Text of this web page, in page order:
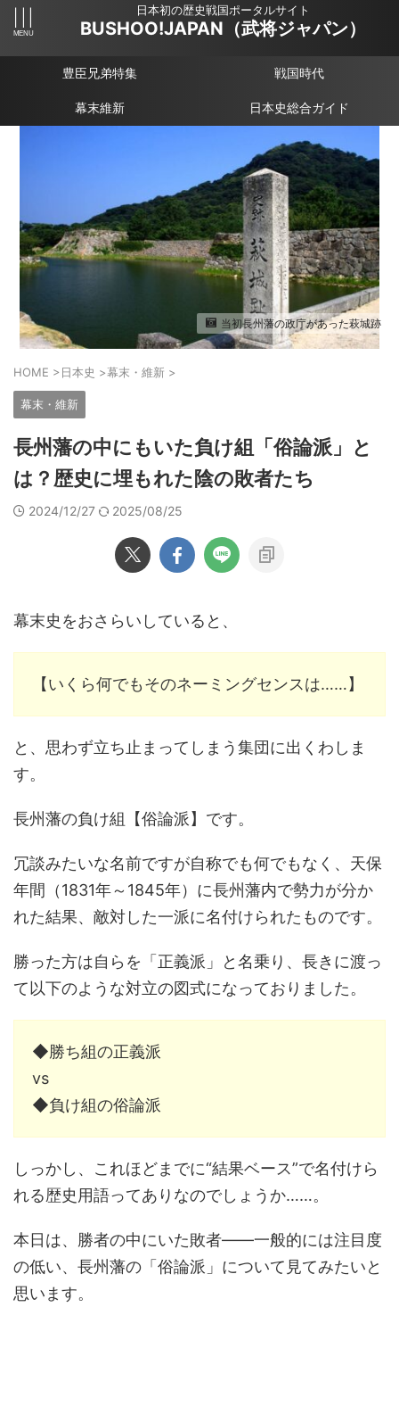
日本初の歴史戦国ポータルサイト
BUSHOO!JAPAN（武将ジャパン）
豊臣兄弟特集 戦国時代
幕末維新 日本史総合ガイド
当初長州藩の政庁があった萩城跡
HOME >日本史 >幕末・維新 >
幕末・維新
長州藩の中にもいた負け組「俗論派」と
は？歴史に埋もれた陰の敗者たち
2024/12/27 2025/08/25
幕末史をおさらいしていると、
【いくら何でもそのネーミングセンスは……】
と、思わず立ち止まってしまう集団に出くわしま
す。
長州藩の負け組【俗論派】です。
冗談みたいな名前ですが自称でも何でもなく、天保
年間（1831年～1845年）に長州藩内で勢力が分か
れた結果、敵対した一派に名付けられたものです。
勝った方は自らを「正義派」と名乗り、長きに渡っ
て以下のような対立の図式になっておりました。
◆勝ち組の正義派
vs
◆負け組の俗論派
しっかし、これほどまでに“結果ベース”で名付けら
れる歴史用語ってありなのでしょうか……。
本日は、勝者の中にいた敗者――一般的には注目度
の低い、長州藩の「俗論派」について見てみたいと
思います。